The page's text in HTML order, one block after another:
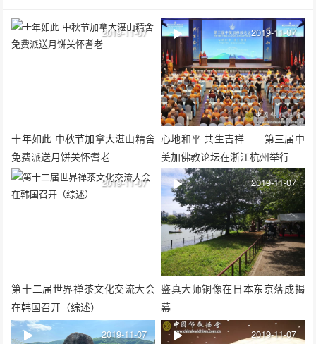
十年如此 中秋节加拿大湛山精舍
免费派送月饼关怀耆老
2019-11-07
心地和平 共生吉祥——第三届中
美加佛教论坛在浙江杭州举行
2019-11-07
第十二届世界禅茶文化交流大会
在韩国召开（综述）
2019-11-07
鉴真大师铜像在日本东京落成揭
幕
2019-11-07
2019-11-07 2019-11-07